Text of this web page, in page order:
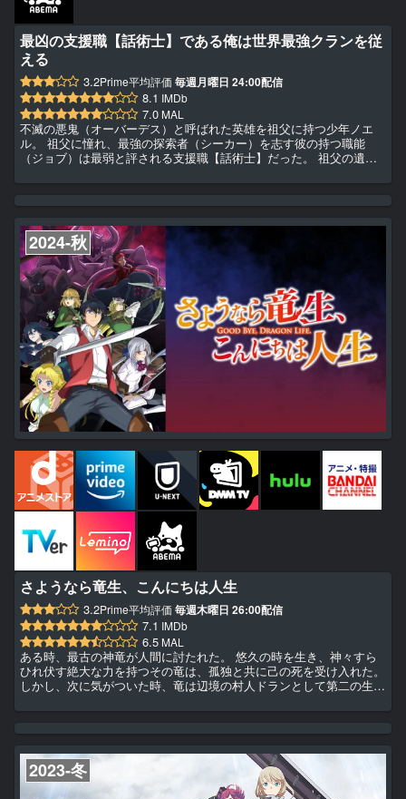
最凶の支援職【話術士】である俺は世界最強クランを従
える
3.2Prime平均評価 毎週月曜日 24:00配信
8.1 IMDb
7.0 MAL
不滅の悪鬼（オーバーデス）と呼ばれた英雄を祖父に持つ少年ノエ
ル。 祖父に憧れ、最強の探索者（シーカー）を志す彼の持つ職能
（ジョブ）は最弱と評される支援職【話術士】だった。 祖父の遺志
生まれ持った才能の差を埋めることはできなかった―― しかし類稀
らせ敵を翻弄し、仲間を率いて遥かなる高みを目指す。 最凶の【話
術士】は...
2024-秋
さようなら竜生、こんにちは人生
3.2Prime平均評価 毎週木曜日 26:00配信
7.1 IMDb
6.5 MAL
ある時、最古の神竜が人間に討たれた。 悠久の時を生き、神々すら
ひれ伏す絶大な力を持つその竜は、孤独と共に己の死を受け入れた。
しかし、次に気がついた時、竜は辺境の村人ドランとして第二の生を
は、畑仕事に精を出し、食を得るために動物を狩る……。 質素なが
かけたドランの前に、セリナと名乗る半身半蛇のラミアが現れる。
伴...
2023-冬